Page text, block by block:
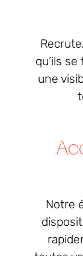
qu’ils
une
Notre